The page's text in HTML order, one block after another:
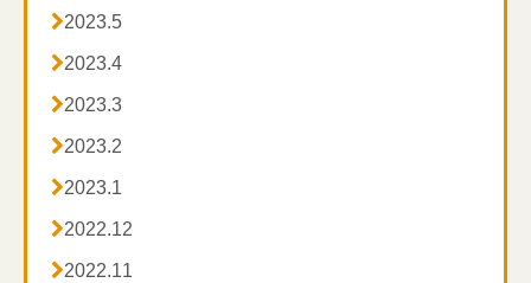
2023.5
2023.4
2023.3
2023.2
2023.1
2022.12
2022.11